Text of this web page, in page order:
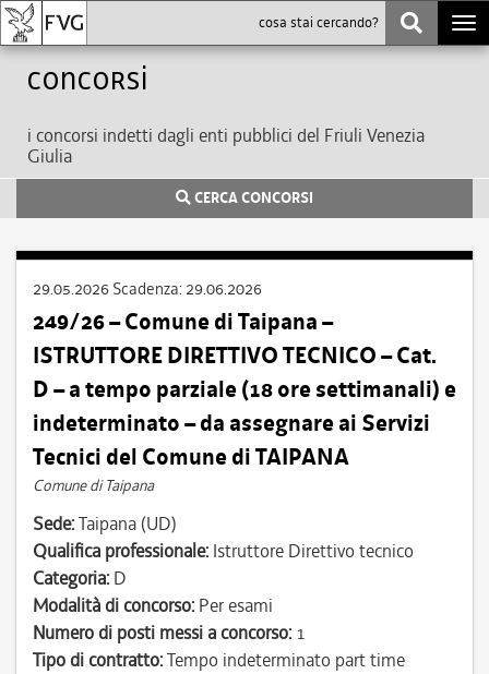
Concorsi
i concorsi indetti dagli enti pubblici del Friuli Venezia
Giulia
CERCA CONCORSI
29.05.2026 Scadenza: 29.06.2026
249/26 – Comune di Taipana –
ISTRUTTORE DIRETTIVO TECNICO – Cat.
D – a tempo parziale (18 ore settimanali) e
indeterminato – da assegnare ai Servizi
Tecnici del Comune di TAIPANA
Comune di Taipana
Sede:Taipana (UD)
Qualifica professionale: Istruttore Direttivo tecnico
Categoria: D
Modalità di concorso: Per esami
Numero di posti messi a concorso: 1
Tipo di contratto:Tempo indeterminato part time